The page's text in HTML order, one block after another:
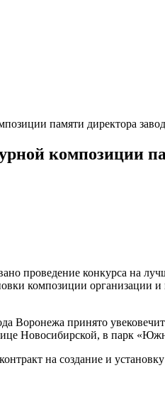
памяти директора
композиции
проведение конкурса на
композиции организации
Воронежа принято
Новосибирской, в парк
на создание и